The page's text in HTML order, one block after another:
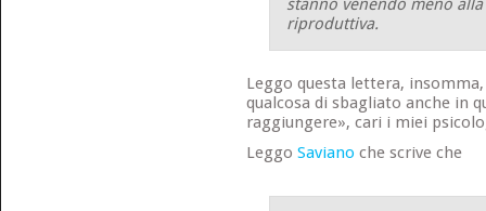
stanno venendo meno
riproduttiva.
Leggo questa lettera, insomma,
qualcosa di sbagliato anche in
raggiungere», cari i miei
Leggo Saviano che scrive che